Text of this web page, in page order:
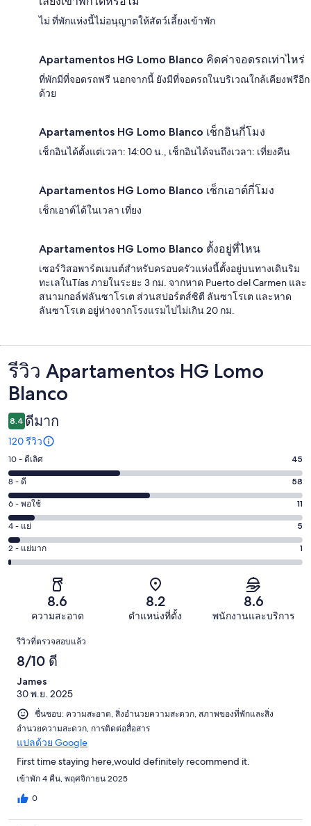
ไม่ ที่พักแห่งนี้ไม่อนุญาตให้สัตว์เลี้ยงเข้าพัก
Apartamentos HG Lomo Blanco คิดค่าจอดรถเท่าไหร่
ที่พักมีที่จอดรถฟรี นอกจากนี้ ยังมีที่จอดรถในบริเวณใกล้เคียงฟรีอีก
ด้วย
Apartamentos HG Lomo Blanco เช็กอินกี่โมง
เช็กอินได้ตั้งแต่เวลา: 14:00 น., เช็กอินได้จนถึงเวลา: เที่ยงคืน
Apartamentos HG Lomo Blanco เช็กเอาต์กี่โมง
เช็กเอาต์ได้ในเวลา เที่ยง
Apartamentos HG Lomo Blanco ตั้งอยู่ที่ไหน
เซอร์วิสอพาร์ตเมนต์สำหรับครอบครัวแห่งนี้ตั้งอยู่บนทางเดินริม
ทะเลในTías ภายในระยะ 3 กม. จากหาด Puerto del Carmen และ
สนามกอล์ฟลันซาโรเต ส่วนสปอร์ตส์ซิตี ลันซาโรเต และหาด
ลันซาโรเต อยู่ห่างจากโรงแรมไปไม่เกิน 20 กม.
รีวิว
รีวิว Apartamentos HG Lomo
Blanco
8.4 ดีมาก
120 รีวิว
คะแนน
10
-
ดี
เลิศ
45
จาก
10 - ดีเลิศ 45
คะแนน
8
-
ดี
58
จาก
8 - ดี 58
คะแนน
6
-
พอใช้
11
6 - พอใช้ 11
คะแนน
4
-
รีวิว
4 - แย่ 5
คะแนน
2
จาก
120
รีวิว
2 - แย่มาก 1
8.6
ความสะอาด
8.2
ตำแหน่งที่ตั้ง
8.6
พนักงานและบริการ
รีวิว
รีวิวที่ตรวจสอบแล้ว
8/10 ดี
James
30 พ.ย. 2025
ชื่นชอบ: ความสะอาด, สิ่งอำนวยความสะดวก, สภาพของที่พักและสิ่ง
อำนวยความสะดวก, การติดต่อสื่อสาร
แปลด้วย Google
First time staying here,would definitely recommend it.
เข้าพัก 4 คืน, พฤศจิกายน 2025
0